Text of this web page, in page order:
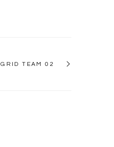
GRID TEAM 02